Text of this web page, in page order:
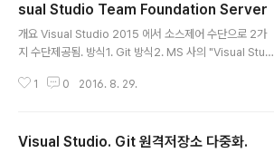
sual Studio Team Foundation Server
개요 Visual Studio 2015 에서 소스제어 수단으로 2가
지 수단제공됨. 방식1. Git 방식2. MS 사의 "Visual Studi
될 수 없고 1개를 선택해야 하며, Visual Studio 에서 방
박)하여 지정해야한다. GitHub 등의 Git 방식 원격저장소
1 0 2016. 8. 29.
Visual Studio. Git 원격저장소 다중화.